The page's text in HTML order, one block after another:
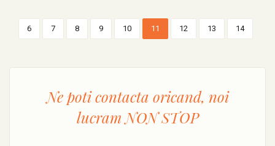
6 7 8 9 10 11 12 13 14
Ne poti contacta oricand, noi
lucramNON STOP